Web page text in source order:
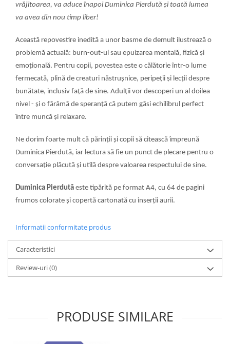
vrăjitoarea, va aduce înapoi Duminica Pierdută și toată lumea
va avea din nou timp liber!
Această repovestire inedită a unor basme de demult ilustrează o
problemă actuală: burn-out-ul sau epuizarea mentală, fizică și
emoțională. Pentru copii, povestea este o călătorie într-o lume
fermecată, plină de creaturi năstrușnice, peripeții și lecții despre
bunătate, inclusiv față de sine. Adulții vor descoperi un al doilea
nivel - și o fărâmă de speranță că putem găsi echilibrul perfect
între muncă și relaxare.
Ne dorim foarte mult că părinții și copii să citească împreună
Duminica Pierdută, iar lectura să fie un punct de plecare pentru o
conversație plăcută și utilă despre valoarea respectului de sine.
Duminica Pierdută este tipărită pe format A4, cu 64 de pagini
frumos colorate și copertă cartonată cu inserții aurii.
Informatii conformitate produs
Caracteristici
Review-uri(0)
PRODUSE SIMILARE